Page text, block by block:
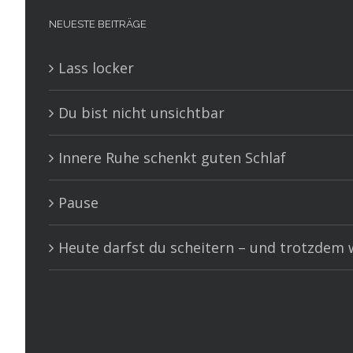
NEUESTE BEITRÄGE
Lass locker
Du bist nicht unsichtbar
Innere Ruhe schenkt guten Schlaf
Pause
Heute darfst du scheitern – und trotzdem